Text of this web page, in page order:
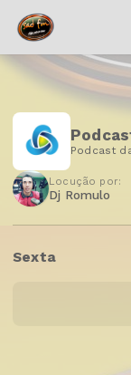
Podcast
Locução por:
Dj Romulo
Sexta